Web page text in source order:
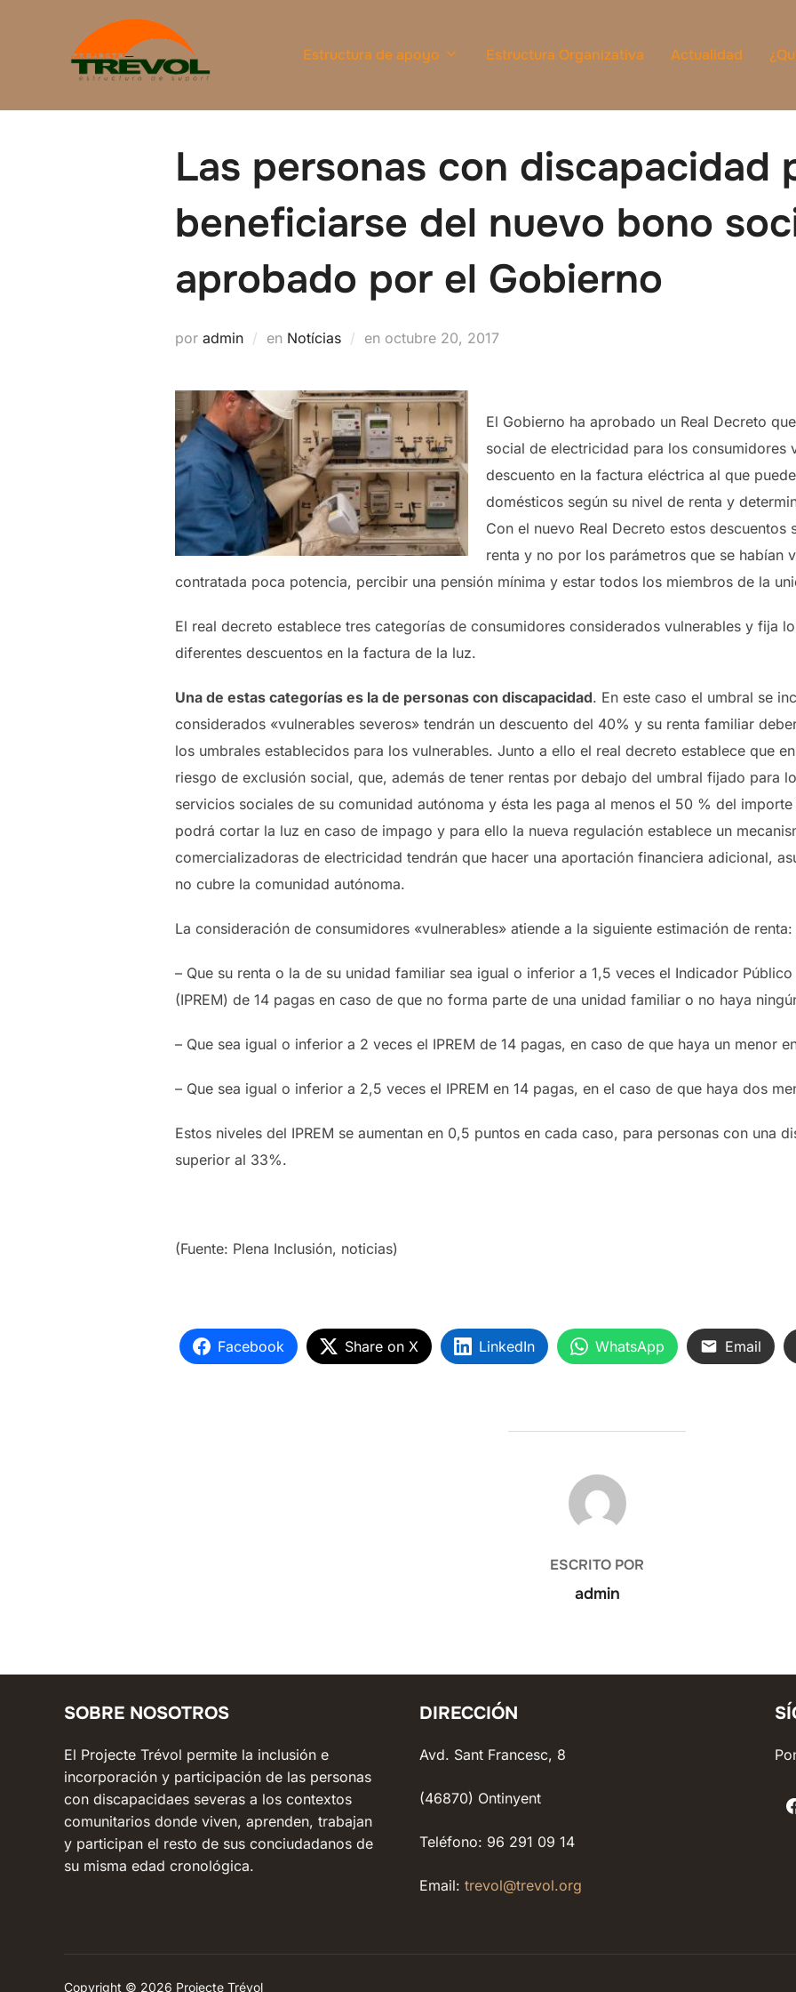
Estructura de apoyo Estructura Organizativa Actualidad
Las personas con discapacidad
beneficiarse del nuevo bono
aprobado por el Gobierno
por admin en Notícias en Publicado
octubre 20, 2017
El Gobierno ha aprobado un Real Decreto
social de electricidad para los consumidores
descuento en la factura eléctrica al que
domésticos según su nivel de renta y
Con el nuevo Real Decreto estos descuentos
renta y no por los parámetros que se habían
contratada poca potencia, percibir una pensión mínima y estar todos los miembros de la
El real decreto establece tres categorías de consumidores considerados vulnerables y fija
diferentes descuentos en la factura de la luz.
Una de estas categorías es la de personas con discapacidad. En este caso el umbral se
considerados «vulnerables severos» tendrán un descuento del 40% y su renta familiar
los umbrales establecidos para los vulnerables. Junto a ello el real decreto establece que
riesgo de exclusión social, que, además de tener rentas por debajo del umbral fijado para
servicios sociales de su comunidad autónoma y ésta les paga al menos el 50 % del
podrá cortar la luz en caso de impago y para ello la nueva regulación establece un
comercializadoras de electricidad tendrán que hacer una aportación financiera adicional,
no cubre la comunidad autónoma.
La consideración de consumidores «vulnerables» atiende a la siguiente estimación de renta:
– Que su renta o la de su unidad familiar sea igual o inferior a 1,5 veces el Indicador
(IPREM) de 14 pagas en caso de que no forma parte de una unidad familiar o no haya
– Que sea igual o inferior a 2 veces el IPREM de 14 pagas, en caso de que haya un menor
– Que sea igual o inferior a 2,5 veces el IPREM en 14 pagas, en el caso de que haya dos
Estos niveles del IPREM se aumentan en 0,5 puntos en cada caso, para personas con una
superior al 33%.
(Fuente: Plena Inclusión, noticias)
Facebook Share on X LinkedIn WhatsApp Email
AUTOR DE LA ENTRADA
ESCRITO POR
admin
SOBRE NOSOTROS
El Projecte Trévol permite la inclusión e
incorporación y participación de las personas
con discapacidaes severas a los contextos
comunitarios donde viven, aprenden, trabajan
y participan el resto de sus conciudadanos de
su misma edad cronológica.
DIRECCIÓN
Avd. Sant Francesc, 8
(46870) Ontinyent
Teléfono: 96 291 09 14
Email: trevol@trevol.org
Copyright © 2026 Projecte Trévol